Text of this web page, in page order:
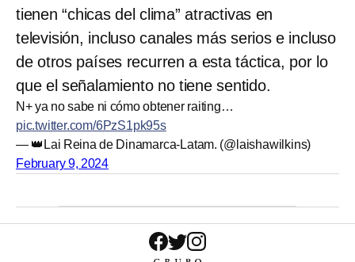
tienen “chicas del clima” atractivas en
televisión, incluso canales más serios e incluso
de otros países recurren a esta táctica, por lo
que el señalamiento no tiene sentido.
N+ ya no sabe ni cómo obtener raiting…
pic.twitter.com/6PzS1pk95s
— 👑Lai Reina de Dinamarca-Latam. (@laishawilkins)
February 9, 2024